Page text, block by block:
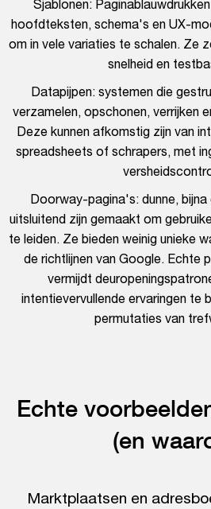
Sjablonen:
hoofdteksten, schema's en UX-
om in vele variaties te schalen. Ze
snelheid en
Datapijpen: systemen die
verzamelen, opschonen, verrijken
Deze kunnen afkomstig zijn van
spreadsheets of schrapers, met
Doorway-pagina's: dunne,
uitsluitend zijn gemaakt om
te leiden. Ze bieden weinig unieke
de richtlijnen van Google. Echte
vermijdt
intentievervullende ervaringen te
permutaties van
Echte
(en
Marktplaatsen en